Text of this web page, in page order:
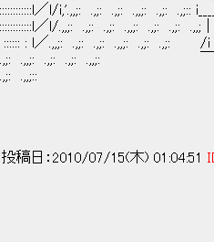
／l/i,'.,,;: .,;: .,;: .,,;: .,;:
从::::::::::::::::l／l/.,,;: .,;: .,;:
: l／.,,;: .,;: .,;: .,,;:
.,,;: .,;: .,;: .,,;: .,;:
.,;: .,,;: .,;: .,;: .,,;::
投稿日：2010/07/15(木) 01:04:51